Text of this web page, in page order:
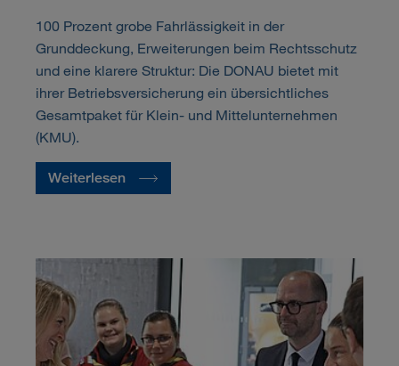
100 Prozent grobe Fahrlässigkeit in der
Grunddeckung, Erweiterungen beim Rechtsschutz
und eine klarere Struktur: Die DONAU bietet mit
ihrer Betriebsversicherung ein übersichtliches
Gesamtpaket für Klein- und Mittelunternehmen
(KMU).
Weiterlesen